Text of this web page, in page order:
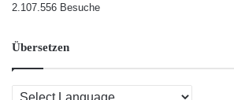
2.107.556 Besuche
Übersetzen